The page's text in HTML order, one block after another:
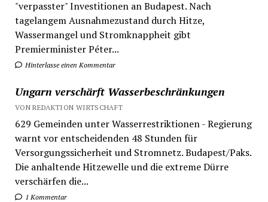
"verpasster" Investitionen an Budapest. Nach
tagelangem Ausnahmezustand durch Hitze,
Wassermangel und Stromknappheit gibt
Premierminister Péter...
Hinterlasse einen Kommentar
Ungarn verschärft Wasserbeschränkungen
VON REDAKTION WIRTSCHAFT
629 Gemeinden unter Wasserrestriktionen - Regierung
warnt vor entscheidenden 48 Stunden für
Versorgungssicherheit und Stromnetz. Budapest/Paks.
Die anhaltende Hitzewelle und die extreme Dürre
verschärfen die...
1 Kommentar